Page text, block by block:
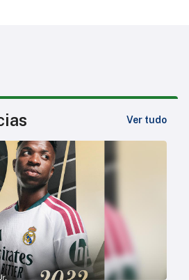
Ver tudo